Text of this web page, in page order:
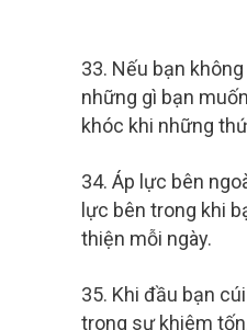
33. Nếu bạn
những gì bạn
khóc khi những
34. Áp lực bên
lực bên trong khi
thiện mỗi ngày.
35. Khi đầu bạn
trong sự khiêm